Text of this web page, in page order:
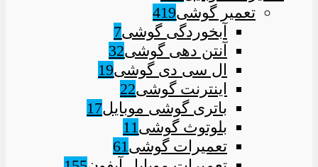
تعمیر گوشی419
آبخوردگی گوشی7
آنتن دهی گوشی32
ال سی دی گوشی19
اینترنت گوشی22
باتری گوشی موبایل17
بلوتوث گوشی 11
تعمیرات گوشی 61